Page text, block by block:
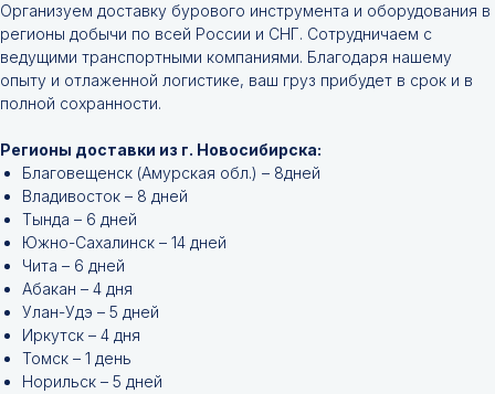
Организуем доставку бурового инструмента и оборудования в
регионы добычи по всей России и СНГ. Сотрудничаем с
ведущими транспортными компаниями. Благодаря нашему
опыту и отлаженной логистике, ваш груз прибудет в срок и в
полной сохранности.
Регионы доставки из г. Новосибирска:
Благовещенск (Амурская обл.) – 8дней
Владивосток – 8 дней
Тында – 6 дней
Южно-Сахалинск – 14 дней
Чита – 6 дней
Абакан – 4 дня
Улан-Удэ – 5 дней
Иркутск – 4 дня
Томск – 1 день
Норильск – 5 дней